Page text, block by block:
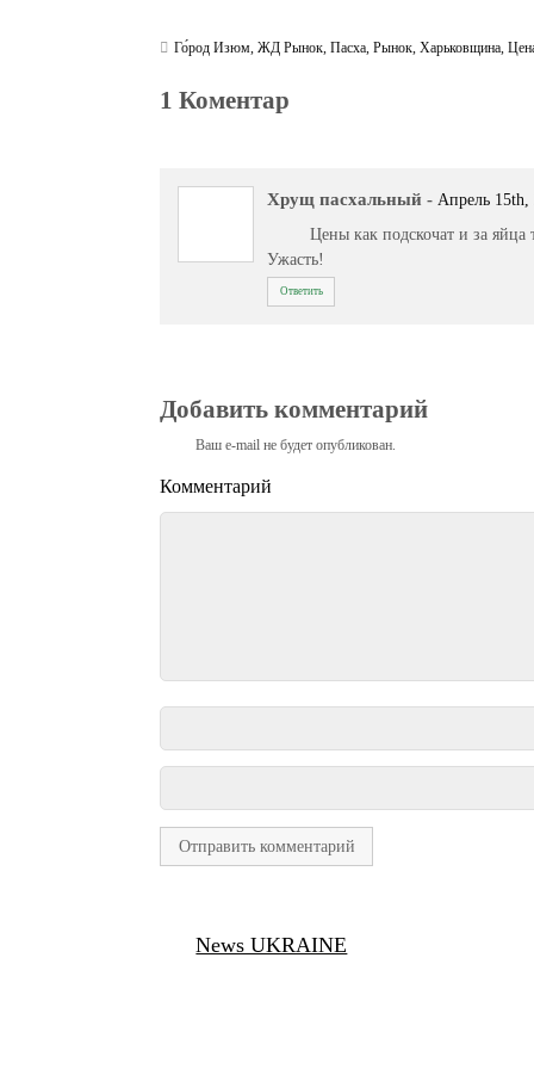
Го́род Изюм ,ЖД Рынок ,Пасха ,Рынок ,Харьковщина ,
1 Коментар
Хрущ пасхальный - Апрель 15th,
Цены как подскочат и за яйца
Ужасть!
Ответить
Добавить комментарий
Ваш e-mail не будет опубликован.
Комментарий
News UKRAINE